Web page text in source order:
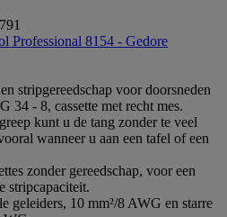
Professional 8154 - Gedore
stripgereedschap voor doorsneden
34 - 8, cassette met recht mes.
kunt u de tang zonder te veel
wanneer u aan een tafel of een
zonder gereedschap, voor een
stripcapaciteit.
geleiders, 10 mm²/8 AWG en starre